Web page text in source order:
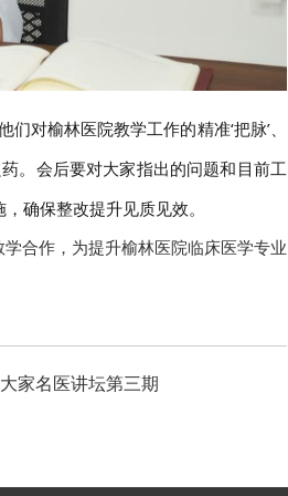
榆林医院教学工作的精准‘把脉’、
。 会后要对大家指出的问题和目前工
确保整改提升见质见效。
合作，为提升榆林医院临床医学专业
家名医讲坛第三期